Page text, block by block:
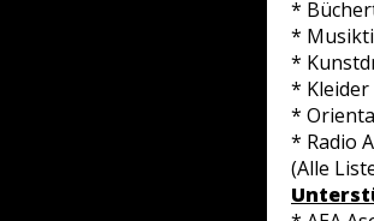
*
*
*
* Kleider
*
* Radio
(Alle